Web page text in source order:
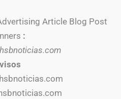
Article Blog Post
: